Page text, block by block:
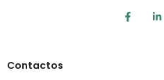
Contactos